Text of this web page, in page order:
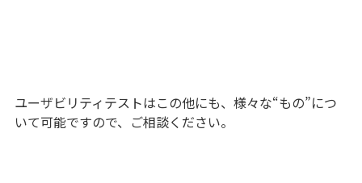
ユーザビリティテストはこの他にも、様々な“もの”につ
いて可能ですので、ご相談ください。